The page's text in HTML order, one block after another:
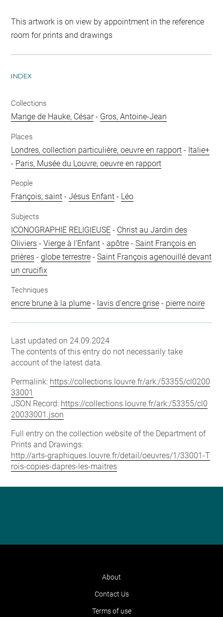
This artwork is on view by appointment in the reference
room for prints and drawings
INDEX
Collections
Mange de Hauke, César- Gros, Antoine-Jean
Places
Londres, collection particulière, oeuvre en rapport - Italie+
- Paris, Musée du Louvre, oeuvre en rapport
People
François, saint -Jésus Enfant - Léo
Subjects
ICONOGRAPHIE RELIGIEUSE - Christ au Jardin des
Oliviers -Vierge à l'Enfant -apôtre -Saint François en
prières -globe terrestre -Saint François agenouillé devant
un crucifix
Techniques
encre brune à la plume - lavis d'encre grise - pierre noire
Last updated on 24.09.2024
The contents of this entry do not necessarily take
account of the latest data.
Permalink: https://collections.louvre.fr/ark:/53355/cl0200
33001
JSON Record: https://collections.louvre.fr/ark:/53355/cl0
20033001.json
Full entry on the collection website of the Department of
Prints and Drawings:
http://arts-graphiques.louvre.fr/detail/oeuvres/1/33001-T
rois-copies-dapres-les-maitres
About
Contact Us
Terms of use